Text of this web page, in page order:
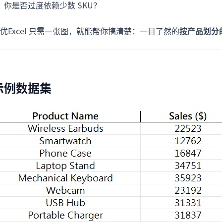
项目 快速入门
你是否过度依赖少数 SKU？
Excel 只需一张图，就能帮你搞清楚：一目了然的按产品划分
例数据集